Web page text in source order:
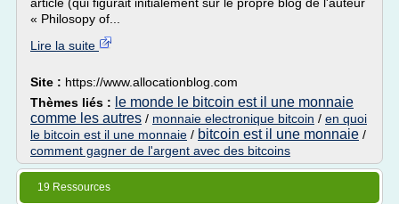
« Philosopy of...
Lire la suite
Site : https://www.allocationblog.com
Thèmes liés : le monde le bitcoin est il une monnaie
comme les autres / monnaie electronique bitcoin / en quoi
le bitcoin est il une monnaie / bitcoin est il une monnaie /
comment gagner de l'argent avec des bitcoins
19 Ressources